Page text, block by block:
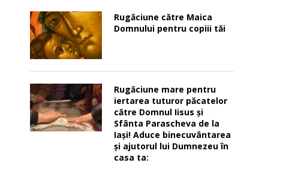
Rugăciune către Maica
Domnului pentru copiii tăi
Rugăciune mare pentru
iertarea tuturor păcatelor
către Domnul Iisus şi
Sfânta Parascheva de la
Iaşi! Aduce binecuvântarea
şi ajutorul lui Dumnezeu în
casa ta: